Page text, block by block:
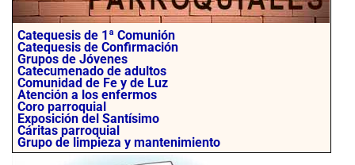
Catequesis de 1ª Comunión
Catequesis de Confirmación
Grupos de Jóvenes
Catecumenado de adultos
Comunidad de Fe y de Luz
Atención a los enfermos
Coro parroquial
Exposición del Santísimo
Cáritas parroquial
Grupo de limpieza y mantenimiento